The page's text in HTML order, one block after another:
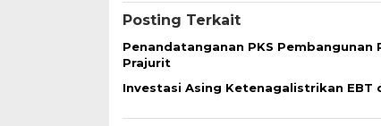
Posting Terkait
Penandatanganan PKS Pembangunan
Prajurit
Investasi Asing Ketenagalistrikan EBT